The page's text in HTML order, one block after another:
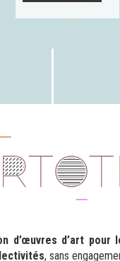
d’œuvres d’art
, sans
QUAND IL Y